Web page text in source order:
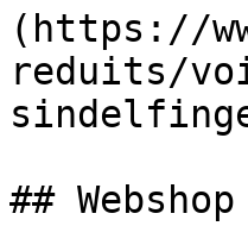
(https://
reduits/
##